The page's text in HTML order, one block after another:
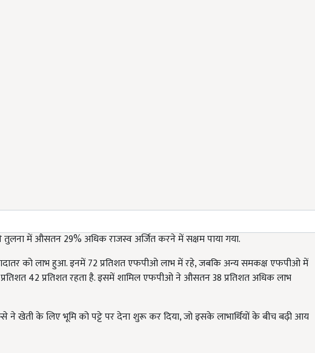
में औसतन 29% अधिक राजस्व अर्जित करने में सक्षम पाया गया.
को लाभ हुआ. इनमें 72 प्रतिशत एफपीओ लाभ में रहे, जबकि अन्य समकक्ष एफपीओ में
42 प्रतिशत रहता है. इसमें शामिल एफपीओ ने औसतन 38 प्रतिशत अधिक लाभ
ने खेती के लिए भूमि को पट्टे पर देना शुरू कर दिया, जो इसके लाभार्थियों के बीच बढ़ी आय